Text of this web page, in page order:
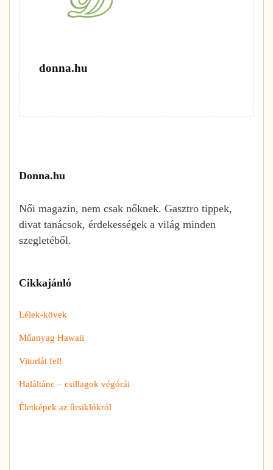
donna.hu
Donna.hu
Női magazin, nem csak nőknek. Gasztro tippek,
divat tanácsok, érdekességek a világ minden
szegletéből.
Cikkajánló
Lélek-kövek
Műanyag Hawaii
Vitorlát fel!
Haláltánc – csillagok végórái
Életképek az űrsiklókról